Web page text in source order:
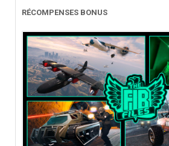
RÉCOMPENSES BONUS